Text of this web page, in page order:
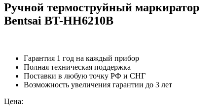
Ручной термоструйный маркиратор
Bentsai BT-HH6210B
Гарантия 1 год на каждый прибор
Полная техническая поддержка
Поставки в любую точку РФ и СНГ
Возможность увеличения гарантии до 3 лет
Цена: